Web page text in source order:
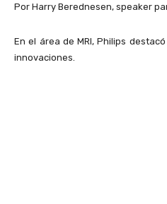
Por Harry Berednesen, speaker
En el área de MRI, Philips
innovaciones.